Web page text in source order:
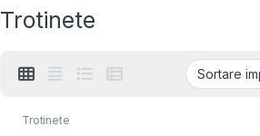
Trotinete
Trotinete